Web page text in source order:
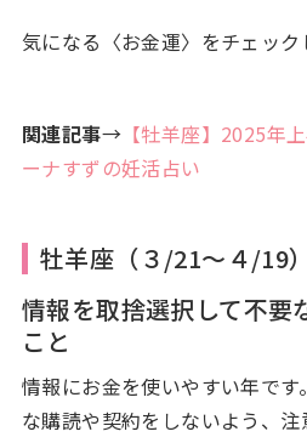
気になる〈お金運〉をチェック
関連記事→【牡羊座】2025年
ーナすずの妊活占い
牡羊座（３/21～４/19）
情報を取捨選択して不要
こと
情報にお金を使いやすい年で
な購読や契約をしないよう、